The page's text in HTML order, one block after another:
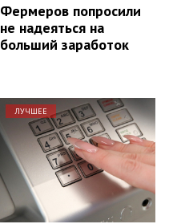
Фермеров попросили
не надеяться на
больший заработок
ЛУЧШЕЕ